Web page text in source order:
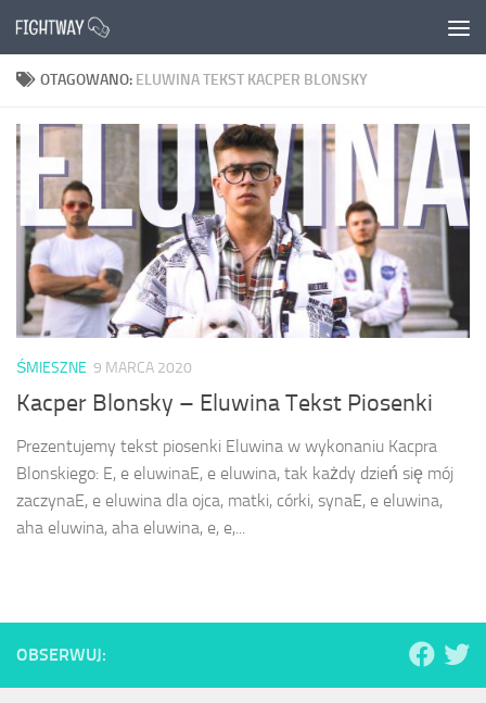
Przejdź do treści
OTAGOWANO: ELUWINA TEKST KACPER BLONSKY
ŚMIESZNE 9 MARCA 2020
Kacper Blonsky – Eluwina Tekst Piosenki
Prezentujemy tekst piosenki Eluwina w wykonaniu Kacpra
Blonskiego: E, e eluwinaE, e eluwina, tak każdy dzień się mój
zaczynaE, e eluwina dla ojca, matki, córki, synaE, e eluwina,
aha eluwina, aha eluwina, e, e,...
OBSERWUJ: